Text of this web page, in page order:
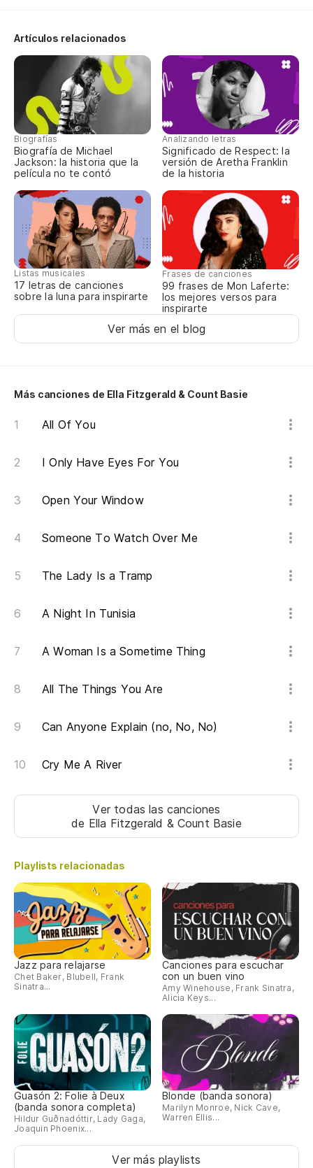
Artículos relacionados
Biografías
Biografía de Michael
Jackson: la historia que la
película no te contó
Analizando letras
Significado de Respect: la
versión de Aretha Franklin
de la historia
Listas musicales
17 letras de canciones
sobre la luna para inspirarte
Frases de canciones
99 frases de Mon Laferte:
los mejores versos para
inspirarte
Ver más en el blog
Más canciones de Ella Fitzgerald & Count Basie
All Of You
I Only Have Eyes For You
Open Your Window
Someone To Watch Over Me
The Lady Is a Tramp
A Night In Tunisia
A Woman Is a Sometime Thing
All The Things You Are
Can Anyone Explain (no, No, No)
Cry Me A River
Ver todas las canciones
de Ella Fitzgerald & Count Basie
Playlists relacionadas
Jazz para relajarse
Chet Baker, Blubell, Frank
Sinatra...
Canciones para escuchar
con un buen vino
Amy Winehouse, Frank Sinatra,
Alicia Keys...
Guasón 2: Folie à Deux
(banda sonora completa)
Hildur Guðnadóttir, Lady Gaga,
Joaquin Phoenix...
Blonde (banda sonora)
Marilyn Monroe, Nick Cave,
Warren Ellis...
Ver más playlists